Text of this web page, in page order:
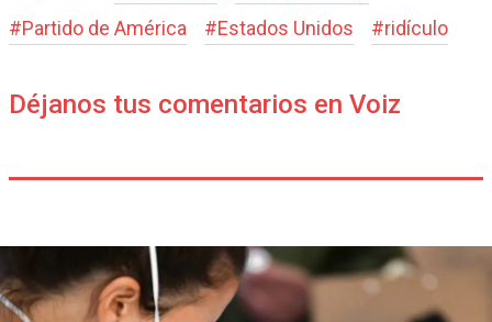
#Partido de América #Estados Unidos #ridículo
Déjanos tus comentarios en Voiz